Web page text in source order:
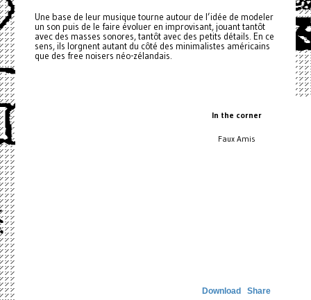
Une base de leur musique tourne autour de l’idée de modeler
un son puis de le faire évoluer en improvisant, jouant tantôt
avec des masses sonores, tantôt avec des petits détails. En ce
sens, ils lorgnent autant du côté des minimalistes américains
que des free noisers néo-zélandais.
In the corner
Faux Amis
Download Share